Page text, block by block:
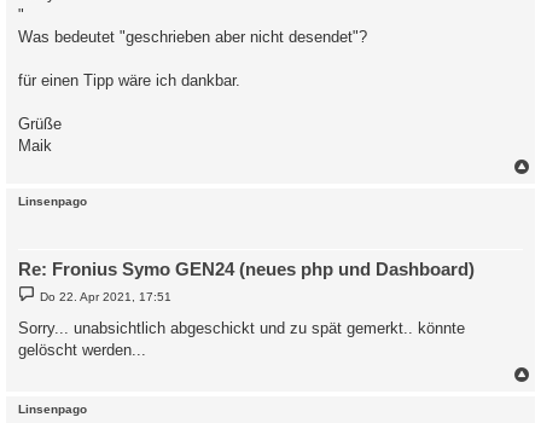
"
Was bedeutet "geschrieben aber nicht desendet"?
für einen Tipp wäre ich dankbar.
Grüße
Maik
Linsenpago
Re: Fronius Symo GEN24 (neues php und Dashboard)
B
e
t
r
Do 22. Apr 2021, 17:51
Sorry... unabsichtlich abgeschickt und zu spät gemerkt.. könnte
gelöscht werden...
Linsenpago